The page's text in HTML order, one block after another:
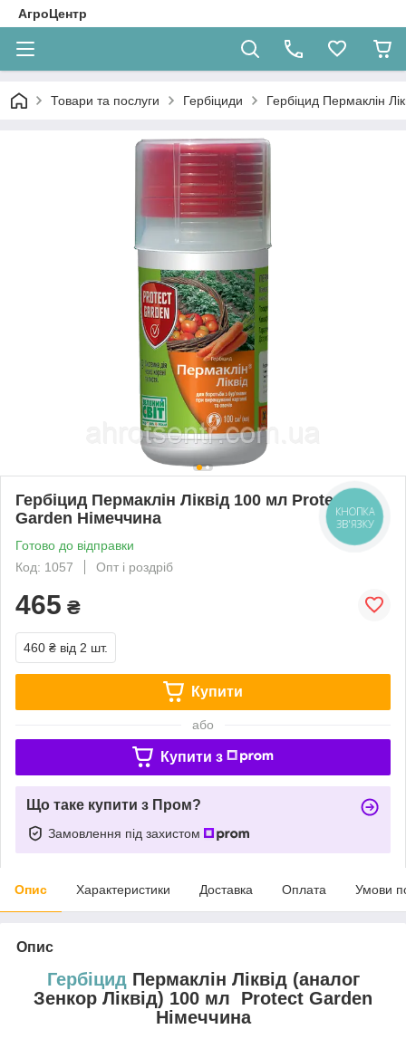
АгроЦентр
Товари та послуги Гербіциди Гербіцид Пермаклін
Гербіцид Пермаклін Ліквід 100 мл Protect
Garden Німеччина
Готово до відправки
Код: 1057
Опт і роздріб
465 ₴
460 ₴ від 2 шт.
Купити
або
Купити з
Що таке купити з Пром?
Замовлення під захистом
Опис Характеристики Доставка Оплата Умови
Опис
ГербіцидПермаклін Ліквід (аналог
Зенкор Ліквід) 100 мл Protect Garden
Німеччина
КНОПКА
ЗВ'ЯЗКУ